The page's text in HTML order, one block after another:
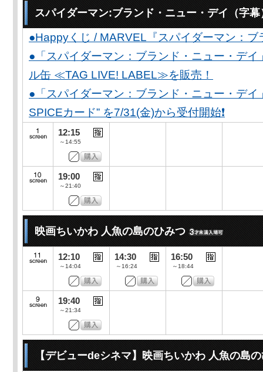
スパイダーマン:ブランド・ニュー・デイ（字幕
●Happyくじ / MARVEL『スパイダーマン：
●「スパイダーマン：ブランド・ニュー・デ
ル缶 ≪TAG LIVE! LABEL≫を販売！
●「スパイダーマン：ブランド・ニュー・デ
SPICEカード” を7/31(金)から受付開始❗️
12:15
～14:55
19:00
～21:40
映画ちいかわ 人魚の島のひみつ
12:10
～14:04
14:30
～16:24
16:50
～18:44
19:40
～21:34
【デビューdeシネマ】映画ちいかわ 人魚の島